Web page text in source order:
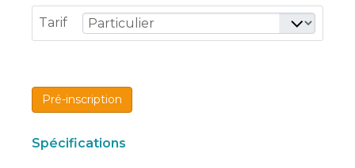
Tarif
Pré-inscription
Spécifications